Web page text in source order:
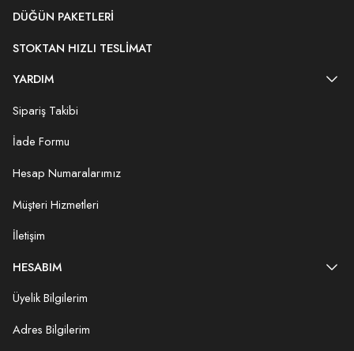
DÜĞÜN PAKETLERI
STOKTAN HIZLI TESLIMAT
YARDIM
Sipariş Takibi
İade Formu
Hesap Numaralarımız
Müşteri Hizmetleri
İletişim
HESABIM
Üyelik Bilgilerim
Adres Bilgilerim